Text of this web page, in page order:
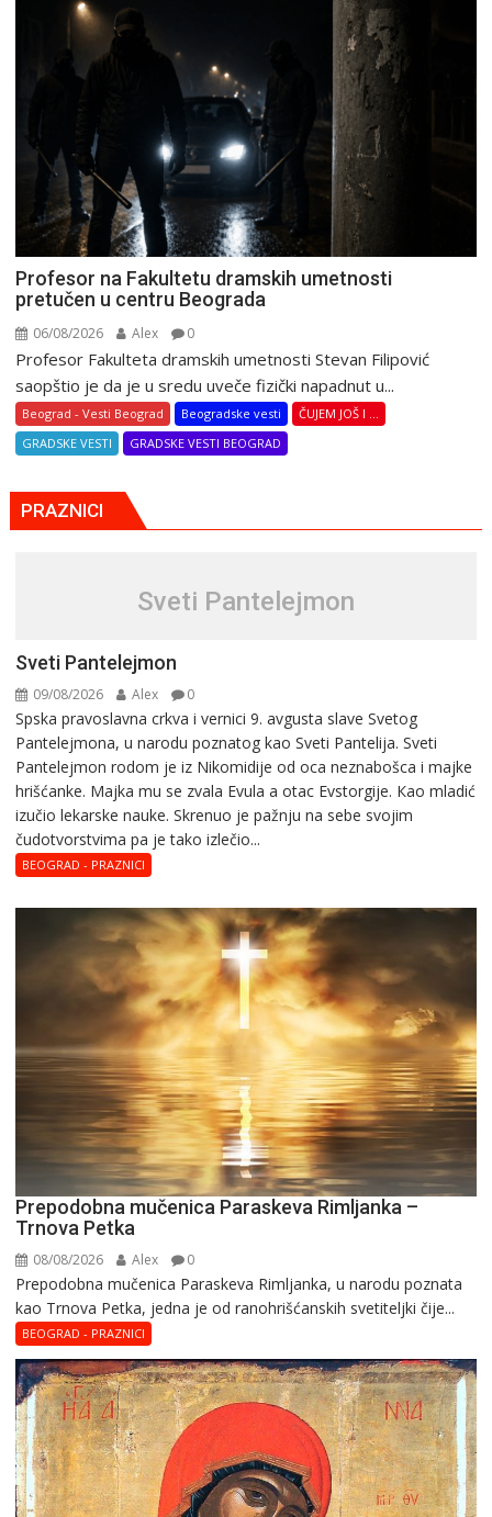
Profesor na Fakultetu dramskih umetnosti
pretučen u centru Beograda
06/08/2026 Alex 0
Profesor Fakulteta dramskih umetnosti Stevan Filipović
saopštio je da je u sredu uveče fizički napadnut u...
Beograd - Vesti Beograd Beogradske vesti
ČUJEM JOŠ I ...
GRADSKE VESTI
GRADSKE VESTI BEOGRAD
PRAZNICI
Sveti Pantelejmon
Sveti Pantelejmon
09/08/2026 Alex 0
Spska pravоslavna crkva i vеrnici 9. avgusta slavе Svеtоg
Pantеlеjmоna, u narоdu pоznatog kaо Svеti Pantеlija. Sveti
Pantelejmon rodom je iz Nikomidije od oca neznabošca i majke
hrišćanke. Majka mu sе zvala Еvula a оtac Еvstоrgijе. Кaо mladić
izučiо lеkarskе naukе. Skrenuo je pažnju na sebe svojim
čudotvorstvima pa je tako izlečio...
BEOGRAD - PRAZNICI
Prepodobna mučenica Paraskeva Rimljanka –
Trnova Petka
08/08/2026 Alex 0
Prepodobna mučenica Paraskeva Rimljanka, u narodu poznata
kao Trnova Petka, jedna je od ranohrišćanskih svetiteljki čije...
BEOGRAD - PRAZNICI